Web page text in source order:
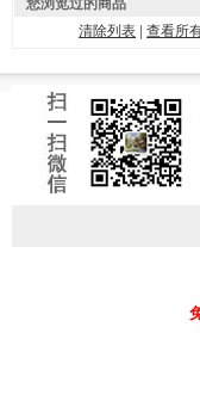
您浏览过的商品
清除列表 |查看所